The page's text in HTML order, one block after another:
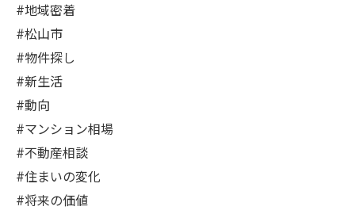
#地域密着
#松山市
#物件探し
#新生活
#動向
#マンション相場
#不動産相談
#住まいの変化
#将来の価値